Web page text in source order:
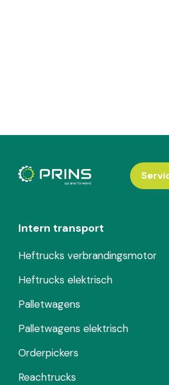
Intern transport
Heftrucks verbrandingsmotor
Heftrucks elektrisch
Palletwagens
Palletwagens elektrisch
Orderpickers
Reachtrucks